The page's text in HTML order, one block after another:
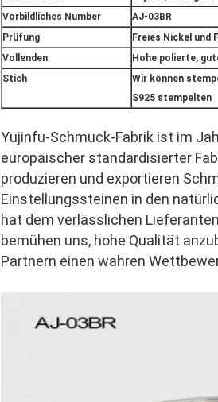
Vorbildliches Number
AJ-03BR
Prüfung
Freies Nickel und
Vollenden
Hohe polierte,
Stich
Wir können
S925 stempelten
Yujinfu-Schmuck-Fabrik ist im
europäischer standardisierter
produzieren und exportieren
Einstellungssteinen in den
hat dem verlässlichen
bemühen uns, hohe Qualität
Partnern einen wahren